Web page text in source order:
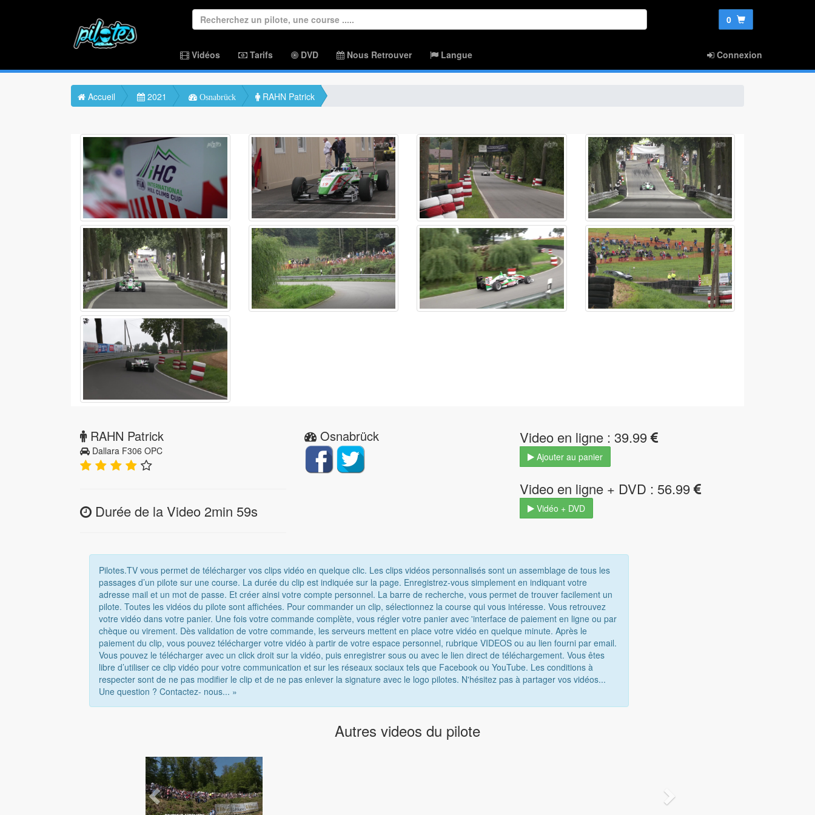
0
Vidéos Tarifs DVD Nous Retrouver Langue Connexion
Accueil 2021 Osnabrück RAHN Patrick
RAHN Patrick
Dallara F306 OPC
Durée de la Video 2min 59s
Osnabrück Video en ligne : 39.99
Ajouter au panier
Video en ligne + DVD : 56.99
Vidéo + DVD
Pilotes.TV vous permet de télécharger vos clips vidéo en quelque clic. Les clips vidéos personnalisés sont un assemblage de tous les
passages d’un pilote sur une course. La durée du clip est indiquée sur la page. Enregistrez-vous simplement en indiquant votre
adresse mail et un mot de passe. Et créer ainsi votre compte personnel. La barre de recherche, vous permet de trouver facilement un
pilote. Toutes les vidéos du pilote sont affichées. Pour commander un clip, sélectionnez la course qui vous intéresse. Vous retrouvez
votre vidéo dans votre panier. Une fois votre commande complète, vous régler votre panier avec 'interface de paiement en ligne ou par
chèque ou virement. Dès validation de votre commande, les serveurs mettent en place votre vidéo en quelque minute. Après le
paiement du clip, vous pouvez télécharger votre vidéo à partir de votre espace personnel, rubrique VIDEOS ou au lien fourni par email.
Vous pouvez le télécharger avec un click droit sur la vidéo, puis enregistrer sous ou avec le lien direct de téléchargement. Vous êtes
libre d’utiliser ce clip vidéo pour votre communication et sur les réseaux sociaux tels que Facebook ou YouTube. Les conditions à
respecter sont de ne pas modifier le clip et de ne pas enlever la signature avec le logo pilotes. N'hésitez pas à partager vos vidéos...
Une question ? Contactez- nous... »
Autres videos du pilote